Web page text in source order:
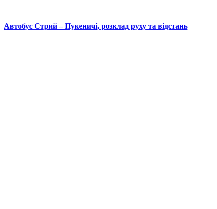
Автобус Стрий – Пукеничі, розклад руху та відстань